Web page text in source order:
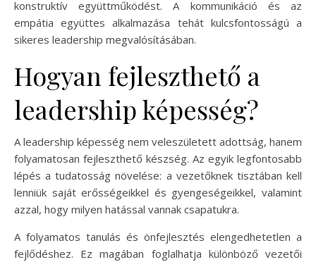
konstruktív együttműködést. A kommunikáció és az
empátia együttes alkalmazása tehát kulcsfontosságú a
sikeres leadership megvalósításában.
Hogyan fejleszthető a
leadership képesség?
A leadership képesség nem veleszületett adottság, hanem
folyamatosan fejleszthető készség. Az egyik legfontosabb
lépés a tudatosság növelése: a vezetőknek tisztában kell
lenniük saját erősségeikkel és gyengeségeikkel, valamint
azzal, hogy milyen hatással vannak csapatukra.
A folyamatos tanulás és önfejlesztés elengedhetetlen a
fejlődéshez. Ez magában foglalhatja különböző vezetői